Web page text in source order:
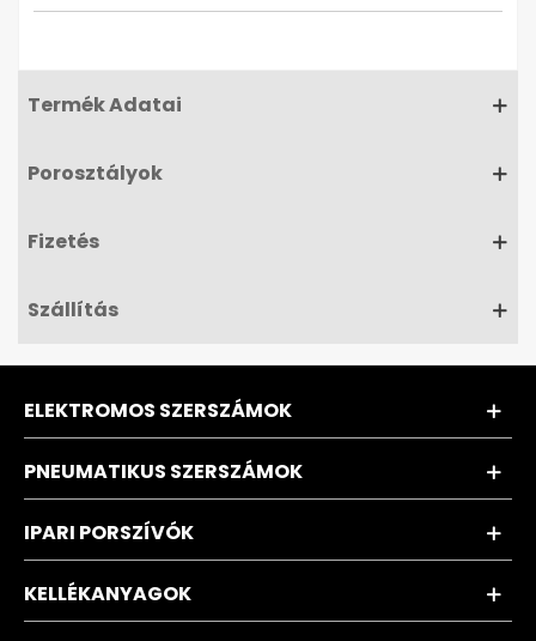
Termék Adatai
Porosztályok
Fizetés
Szállítás
ELEKTROMOS SZERSZÁMOK
PNEUMATIKUS SZERSZÁMOK
IPARI PORSZÍVÓK
KELLÉKANYAGOK